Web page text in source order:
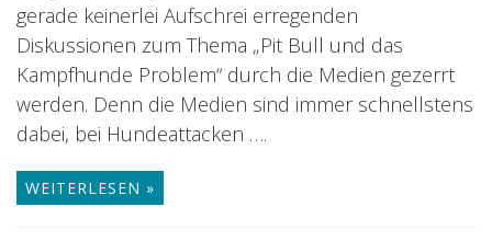
gerade keinerlei Aufschrei erregenden
Diskussionen zum Thema „Pit Bull und das
Kampfhunde Problem“ durch die Medien gezerrt
werden. Denn die Medien sind immer schnellstens
dabei, bei Hundeattacken ….
WEITERLESEN »